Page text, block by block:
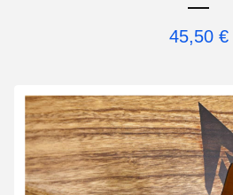
45,50 €